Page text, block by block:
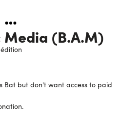
(B.A.M)
Bat but don't want access to paid